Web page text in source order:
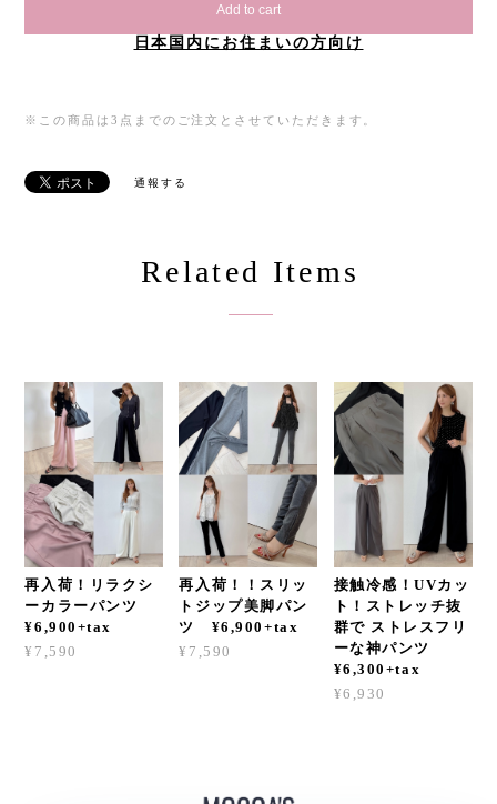
Add to cart
日本国内にお住まいの方向け
※この商品は3点までのご注文とさせていただきます。
通報する
Related Items
再入荷！リラクシ
ーカラーパンツ
¥6,900+tax
¥7,590
再入荷！！スリッ
トジップ美脚パン
ツ ¥6,900+tax
¥7,590
接触冷感！UVカッ
ト！ストレッチ抜
群で ストレスフリ
ーな神パンツ
¥6,300+tax
¥6,930